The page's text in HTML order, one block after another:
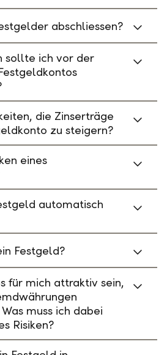
abschliessen?
sollte ich vor der
die Zinserträge
zu steigern?
eines
automatisch
Festgeld?
für mich attraktiv sein,
muss ich dabei
Risiken?